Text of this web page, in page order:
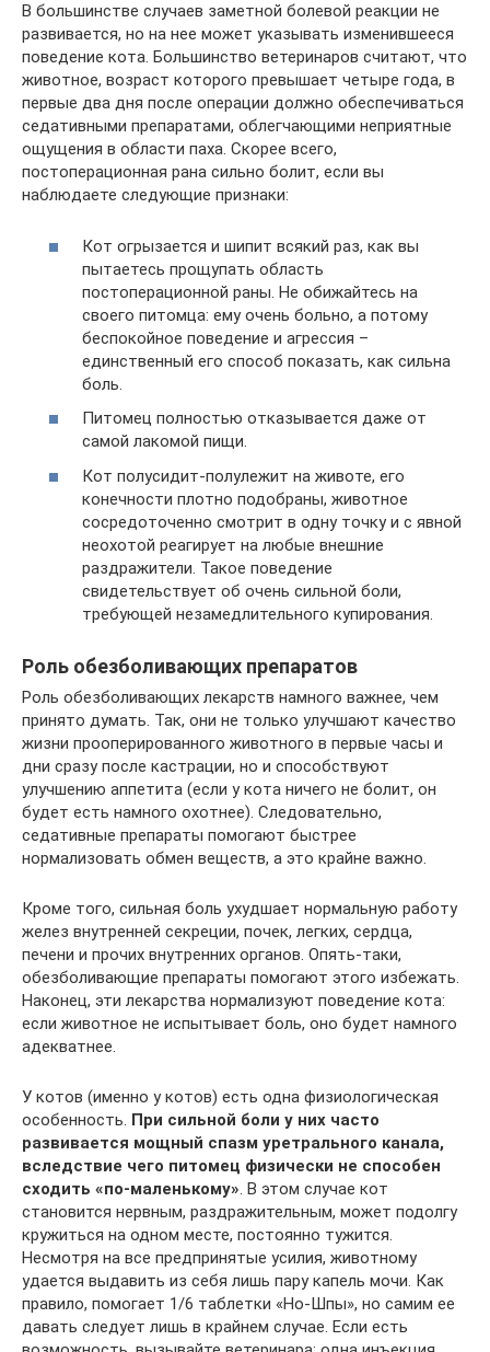
В большинстве случаев заметной болевой реакции не
развивается, но на нее может указывать изменившееся
поведение кота. Большинство ветеринаров считают, что
животное, возраст которого превышает четыре года, в
первые два дня после операции должно обеспечиваться
седативными препаратами, облегчающими неприятные
ощущения в области паха. Скорее всего,
постоперационная рана сильно болит, если вы
наблюдаете следующие признаки:
Кот огрызается и шипит всякий раз, как вы
пытаетесь прощупать область
постоперационной раны. Не обижайтесь на
своего питомца: ему очень больно, а потому
беспокойное поведение и агрессия –
единственный его способ показать, как сильна
боль.
Питомец полностью отказывается даже от
самой лакомой пищи.
Кот полусидит-полулежит на животе, его
конечности плотно подобраны, животное
сосредоточенно смотрит в одну точку и с явной
неохотой реагирует на любые внешние
раздражители. Такое поведение
свидетельствует об очень сильной боли,
требующей незамедлительного купирования.
Роль обезболивающих препаратов
Роль обезболивающих лекарств намного важнее, чем
принято думать. Так, они не только улучшают качество
жизни прооперированного животного в первые часы и
дни сразу после кастрации, но и способствуют
улучшению аппетита (если у кота ничего не болит, он
будет есть намного охотнее). Следовательно,
седативные препараты помогают быстрее
нормализовать обмен веществ, а это крайне важно.
Кроме того, сильная боль ухудшает нормальную работу
желез внутренней секреции, почек, легких, сердца,
печени и прочих внутренних органов. Опять-таки,
обезболивающие препараты помогают этого избежать.
Наконец, эти лекарства нормализуют поведение кота:
если животное не испытывает боль, оно будет намного
адекватнее.
У котов (именно у котов) есть одна физиологическая
особенность. При сильной боли у них часто
развивается мощный спазм уретрального канала,
вследствие чего питомец физически не способен
сходить «по-маленькому» . В этом случае кот
становится нервным, раздражительным, может подолгу
кружиться на одном месте, постоянно тужится.
Несмотря на все предпринятые усилия, животному
удается выдавить из себя лишь пару капель мочи. Как
правило, помогает 1/6 таблетки «Но-Шпы», но самим ее
давать следует лишь в крайнем случае. Если есть